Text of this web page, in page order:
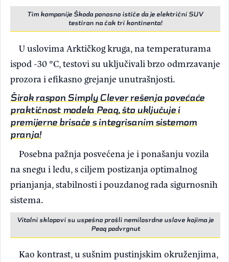
Tim kompanije Škoda ponosno ističe da je električni SUV
testiran na čak tri kontinenta!
U uslovima Arktičkog kruga, na temperaturama
ispod -30 °C, testovi su uključivali brzo odmrzavanje
prozora i efikasno grejanje unutrašnjosti.
Širok raspon Simply Clever rešenja povećaće
praktičnost modela Peaq, što uključuje i
premijerne brisače s integrisanim sistemom
pranja!
Posebna pažnja posvećena je i ponašanju vozila
na snegu i ledu, s ciljem postizanja optimalnog
prianjanja, stabilnosti i pouzdanog rada sigurnosnih
sistema.
Vitalni sklopovi su uspešno prošli nemilosrdne uslove kojima je
Peaq podvrgnut
Kao kontrast, u sušnim pustinjskim okruženjima,